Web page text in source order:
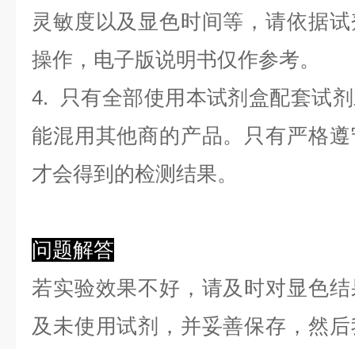
灵敏度以及显色时间等，请依据
操作，电子版说明书仅作参考。
4. 只有全部使用本试剂盒配套试
能混用其他商的产品。只有严格
才会得到的检测结果。
问题解答
若实验效果不好，请及时对显色
及未使用试剂，并妥善保存，然